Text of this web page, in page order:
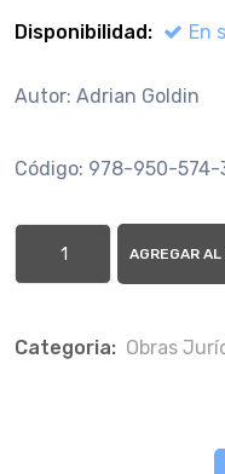
Disponibilidad: En
Autor: Adrian Goldin
Código: 978-950-574-
AGREGAR
Categoria: Obras